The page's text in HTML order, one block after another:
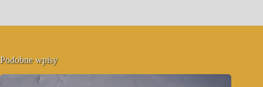
Podobne wpisy